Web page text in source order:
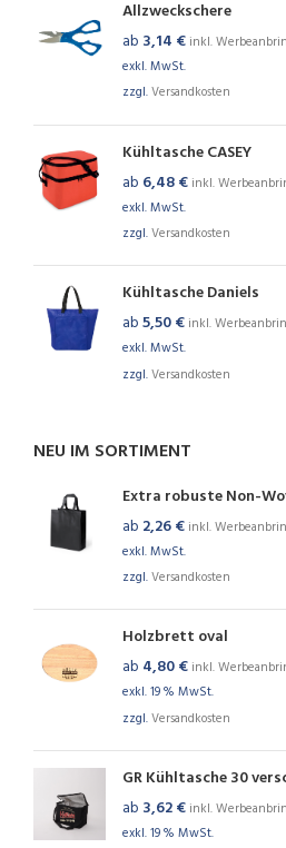
Allzweckschere
ab 3,14 € inkl.
exkl. MwSt.
zzgl.Versandkosten
Kühltasche CASEY
ab 6,48€ inkl.
exkl. MwSt.
zzgl.Versandkosten
Kühltasche Daniels
ab5,50€ inkl.
exkl. MwSt.
zzgl.Versandkosten
NEU IM SORTIMENT
Extra robuste Non-
ab 2,26€ inkl.
exkl. MwSt.
zzgl.Versandkosten
Holzbrett oval
ab 4,80€ inkl.
exkl. 19 % MwSt.
zzgl.Versandkosten
GR Kühltasche 30
ab 3,62€ inkl.
exkl. 19 % MwSt.